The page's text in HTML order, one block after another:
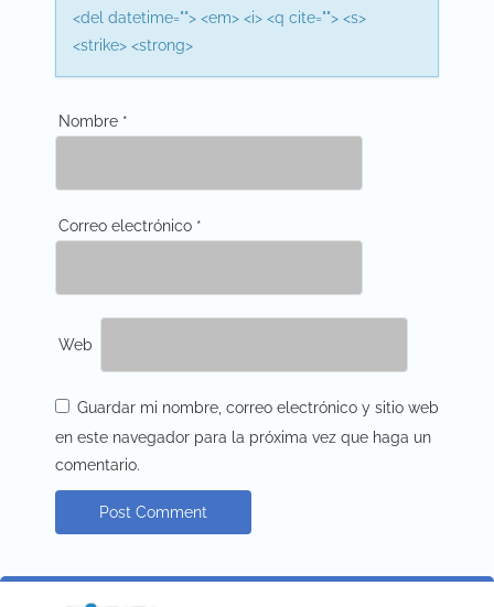
<del datetime=""> <em> <i> <q cite=""> <s>
<strike> <strong>
Nombre *
Correo electrónico *
Web
Guardar mi nombre, correo electrónico y sitio web
en este navegador para la próxima vez que haga un
comentario.